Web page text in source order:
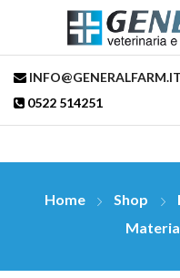
INFO@GENERALFARM.IT
0522 514251
Home Shop